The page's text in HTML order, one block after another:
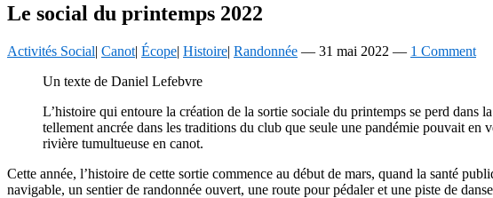
Le social du printemps 2022
Activités Social| Canot| Écope| Histoire| Randonnée — 31 mai 2022 — 1 Comment
Un texte de Daniel Lefebvre
L’histoire qui entoure la création de la sortie sociale du printemps se perd dans
tellement ancrée dans les traditions du club que seule une pandémie pouvait en
rivière tumultueuse en canot.
Cette année, l’histoire de cette sortie commence au début de mars, quand la santé
navigable, un sentier de randonnée ouvert, une route pour pédaler et une piste de